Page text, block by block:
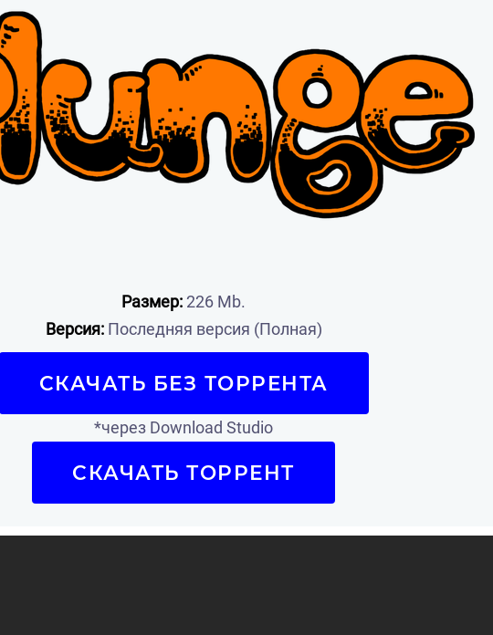
Размер: 226 Mb.
Версия:Последняя версия (Полная)
СКАЧАТЬ БЕЗ ТОРРЕНТА
*через Download Studio
СКАЧАТЬ ТОРРЕНТ